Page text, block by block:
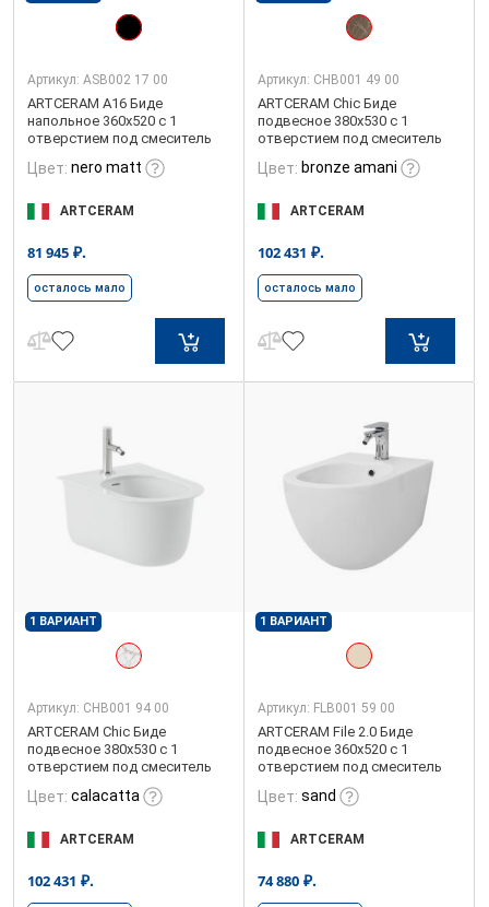
Артикул: ASB002 17 00
ARTCERAM A16 Биде
напольное 360х520 с 1
отверстием под смеситель
Цвет: nero matt
ARTCERAM
81 945 ₽.
осталось мало
Артикул: CHB001 49 00
ARTCERAM Chic Биде
подвесное 380х530 с 1
отверстием под смеситель
Цвет: bronze amani
ARTCERAM
102 431 ₽.
осталось мало
1 ВАРИАНТ
Артикул: CHB001 94 00
ARTCERAM Chic Биде
подвесное 380х530 с 1
отверстием под смеситель
Цвет: calacatta
ARTCERAM
102 431 ₽.
1 ВАРИАНТ
Артикул: FLB001 59 00
ARTCERAM File 2.0 Биде
подвесное 360х520 с 1
отверстием под смеситель
Цвет: sand
ARTCERAM
74 880 ₽.